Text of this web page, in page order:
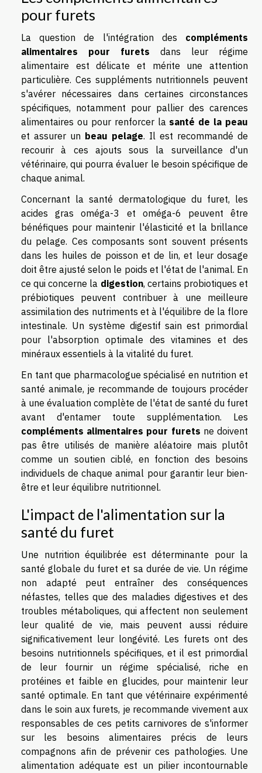
pour furets
La question de l'intégration des compléments
alimentaires pour furets dans leur régime
alimentaire est délicate et mérite une attention
particulière. Ces suppléments nutritionnels peuvent
s'avérer nécessaires dans certaines circonstances
spécifiques, notamment pour pallier des carences
alimentaires ou pour renforcer la santé de la peau
et assurer un beau pelage. Il est recommandé de
recourir à ces ajouts sous la surveillance d'un
vétérinaire, qui pourra évaluer le besoin spécifique de
chaque animal.
Concernant la santé dermatologique du furet, les
acides gras oméga-3 et oméga-6 peuvent être
bénéfiques pour maintenir l'élasticité et la brillance
du pelage. Ces composants sont souvent présents
dans les huiles de poisson et de lin, et leur dosage
doit être ajusté selon le poids et l'état de l'animal. En
ce qui concerne la digestion, certains probiotiques et
prébiotiques peuvent contribuer à une meilleure
assimilation des nutriments et à l'équilibre de la flore
intestinale. Un système digestif sain est primordial
pour l'absorption optimale des vitamines et des
minéraux essentiels à la vitalité du furet.
En tant que pharmacologue spécialisé en nutrition et
santé animale, je recommande de toujours procéder
à une évaluation complète de l'état de santé du furet
avant d'entamer toute supplémentation. Les
compléments alimentaires pour furets ne doivent
pas être utilisés de manière aléatoire mais plutôt
comme un soutien ciblé, en fonction des besoins
individuels de chaque animal pour garantir leur bien-
être et leur équilibre nutritionnel.
L'impact de l'alimentation sur la
santé du furet
Une nutrition équilibrée est déterminante pour la
santé globale du furet et sa durée de vie. Un régime
non adapté peut entraîner des conséquences
néfastes, telles que des maladies digestives et des
troubles métaboliques, qui affectent non seulement
leur qualité de vie, mais peuvent aussi réduire
significativement leur longévité. Les furets ont des
besoins nutritionnels spécifiques, et il est primordial
de leur fournir un régime spécialisé, riche en
protéines et faible en glucides, pour maintenir leur
santé optimale. En tant que vétérinaire expérimenté
dans le soin aux furets, je recommande vivement aux
responsables de ces petits carnivores de s'informer
sur les besoins alimentaires précis de leurs
compagnons afin de prévenir ces pathologies. Une
alimentation adéquate est un pilier incontournable